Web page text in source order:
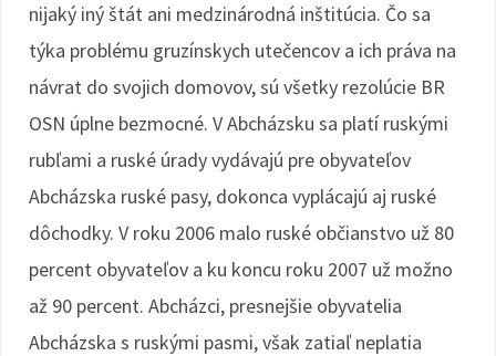
nijaký iný štát ani medzinárodná inštitúcia. Čo sa
týka problému gruzínskych utečencov a ich práva na
návrat do svojich domovov, sú všetky rezolúcie BR
OSN úplne bezmocné. V Abcházsku sa platí ruskými
rubľami a ruské úrady vydávajú pre obyvateľov
Abcházska ruské pasy, dokonca vyplácajú aj ruské
dôchodky. V roku 2006 malo ruské občianstvo už 80
percent obyvateľov a ku koncu roku 2007 už možno
až 90 percent. Abcházci, presnejšie obyvatelia
Abcházska s ruskými pasmi, však zatiaľ neplatia